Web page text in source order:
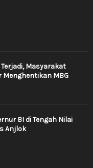
Masyarakat
Menghentikan MBG
BI di Tengah Nilai
Anjlok